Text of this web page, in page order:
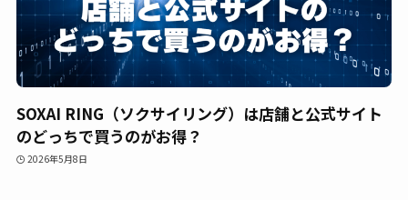
SOXAI RING（ソクサイリング）は店舗と公式サイト
のどっちで買うのがお得？
2026年5月8日